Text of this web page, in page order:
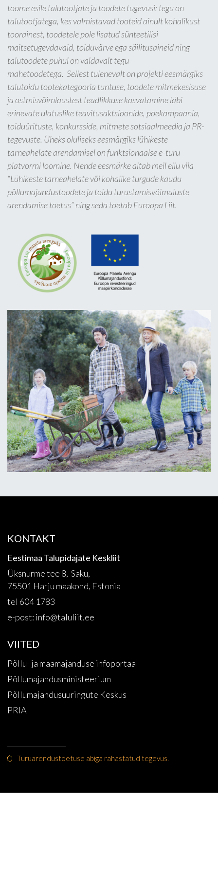
toome esile talutootjate ja toodete tugevusi: tegu on
talutootjatega, kes valmistavad tooteid ainult kohalikust
toorainest, toodetele pole lisatud sünteetilisi
maitsetugevdavaid, toiduvärve ega säilitusaineid ning
talutoodete puhul on valdavalt tegu
mahetoodetega. Sellest tulenevalt on projekti eesmärgiks
talutoidu tootekategooria tuntuse, toodete mitmekesisuse
ja ostmisvõimlaustest teadlikkuse kasvatamine läbi
erinevate ulatuslike teavitusaktsioonide, poekampaania,
toiduürituste, konkursside, mitmete sotsiaalmeedia ja PR-
tegevuste. Üheks oluliseks eesmärgiks lühikeste
tarneahelate arendamisel on funktsionaalse e-turu
platvormi loomine. Nende eesmärke aitab meil ellu viia
“Lühikeste tarneahelate või kohalike turgude kaudu
põllumajandustoodete ja toidu turustamisvõimaluste
arendamise toetus” ning seda toetab Euroopa Liit.
KONTAKT
Eestimaa Talupidajate Keskliit
Üksnurme tee 8, Saku,
75501 Harju maakond, Estonia
tel 604 1783
e-post: info@taluliit.ee
VIITED
Põllu- ja maamajanduse infoportaal
Põllumajandusministeerium
Põllumajandusuuringute Keskus
PRIA
Turuarendustoetuse abiga rahastatud tegevus.